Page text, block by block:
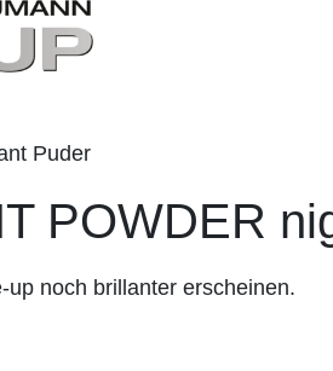
Puder
POWDER
up noch brillanter erscheinen.